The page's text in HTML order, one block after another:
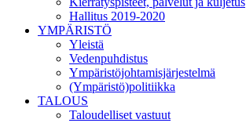
Hallitus 2019-2020
YMPÄRISTÖ
Yleistä
Vedenpuhdistus
Ympäristöjohtamisjärjestelmä
(Ympäristö)politiikka
TALOUS
Taloudelliset vastuut